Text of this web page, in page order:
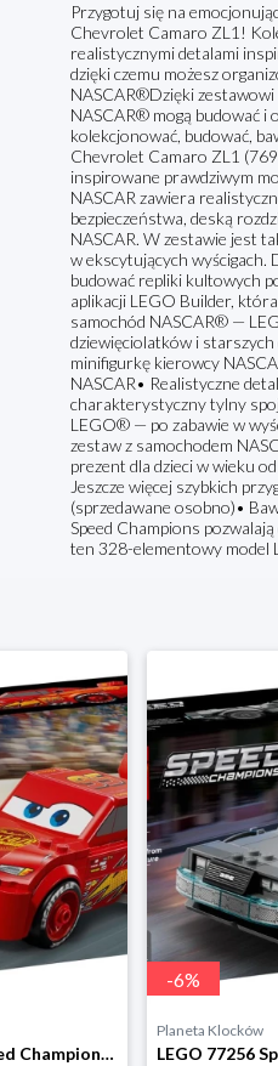
Przygotuj się na
Chevrolet Camaro ZL1!
realistycznymi detalami
dzięki czemu możesz
NASCAR®Dzięki
NASCAR® mogą budować i
kolekcjonować, budować,
Chevrolet Camaro ZL1
inspirowane prawdziwym
NASCAR zawiera
bezpieczeństwa, deską
NASCAR. W zestawie jest
w ekscytujących wyścigach.
budować repliki kultowych
aplikacji LEGO Builder,
samochód NASCAR® —
dziewięciolatków i
minifigurkę kierowcy
NASCAR• Realistyczne
charakterystyczny tylny
LEGO® — po zabawie w
zestaw z samochodem
prezent dla dzieci w wieku
Jeszcze więcej szybkich
(sprzedawane osobno)•
Speed Champions
ten 328-elementowy model
LEGO 77255 Speed Champions Zygzak McQueen Lego
-6%
Planeta Klocków